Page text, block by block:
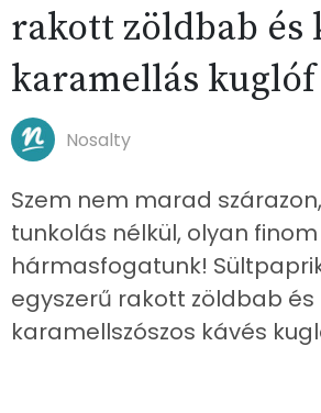
rakott zöldbab és
karamellás
Nosalty
Szem nem marad
tunkolás nélkül, olyan
hármasfogatunk!
egyszerű rakott zöldbab és
karamellszószos kávés